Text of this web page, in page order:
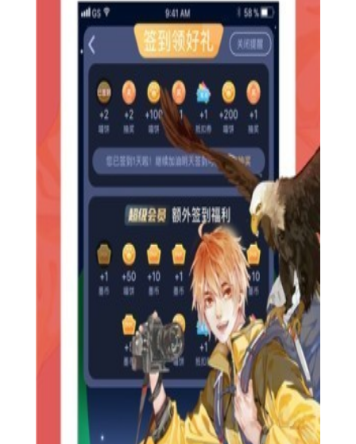
3. 收藏与书签：将喜欢的漫画加入收藏夹，或设置阅读进度
书签，方便下次继续阅读。
4. 离线下载：将漫画下载至本地，无需网络即可随时阅读。
【酷漫屋app官方最新版亮点】
1. 海量资源：涵盖国内外众多热门和冷门漫画，满足不同用
2. 更新迅速：与各大漫画平台同步更新，确保用户能第一时
间阅读到最新章节。
3. 社区互动：内置社区功能，用户可以发表评论、分享心
得，与其他漫画迷交流。
【酷漫屋app官方最新版优势】
1. 界面友好：采用简洁的设计风格，界面清晰，操作流畅。
2. 多种阅读模式：支持横屏、竖屏、日间、夜间等多种阅读
模式，满足不同用户的阅读习惯。
3. 个性化推荐：根据用户的阅读历史和偏好，智能推荐相关
漫画，提升阅读体验。
4. 离线下载与在线阅读无缝切换：支持离线下载后自动切换